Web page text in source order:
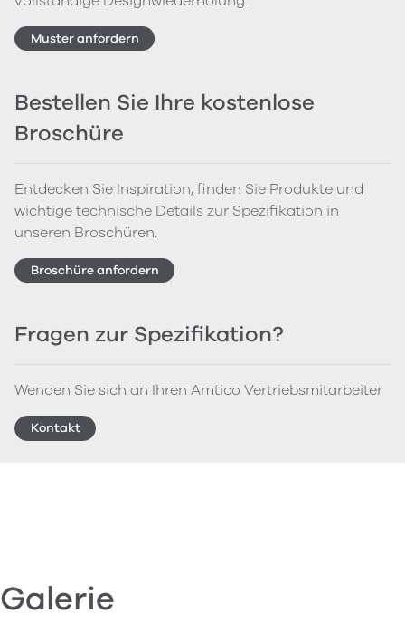
Muster anfordern
Bestellen Sie Ihre kostenlose
Broschüre
Entdecken Sie Inspiration, finden Sie Produkte und
wichtige technische Details zur Spezifikation in
unseren Broschüren.
Broschüre anfordern
Fragen zur Spezifikation?
Wenden Sie sich an Ihren Amtico Vertriebsmitarbeiter
Kontakt
Galerie